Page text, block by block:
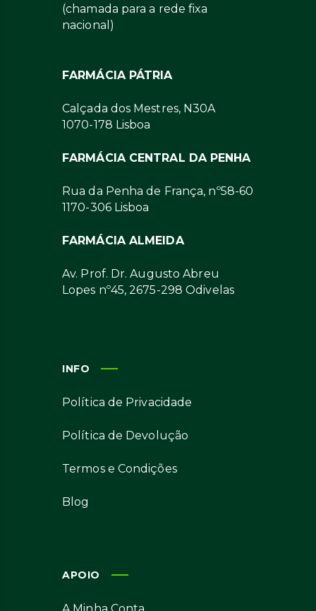
(chamada para a rede fixa
nacional)
FARMÁCIA PÁTRIA
Calçada dos Mestres, N30A
1070-178 Lisboa
FARMÁCIA CENTRAL DA PENHA
Rua da Penha de França, nº58-60
1170-306 Lisboa
FARMÁCIA ALMEIDA
Av. Prof. Dr. Augusto Abreu
Lopes nº45, 2675-298 Odivelas
INFO
Política de Privacidade
Política de Devolução
Termos e Condições
Blog
APOIO